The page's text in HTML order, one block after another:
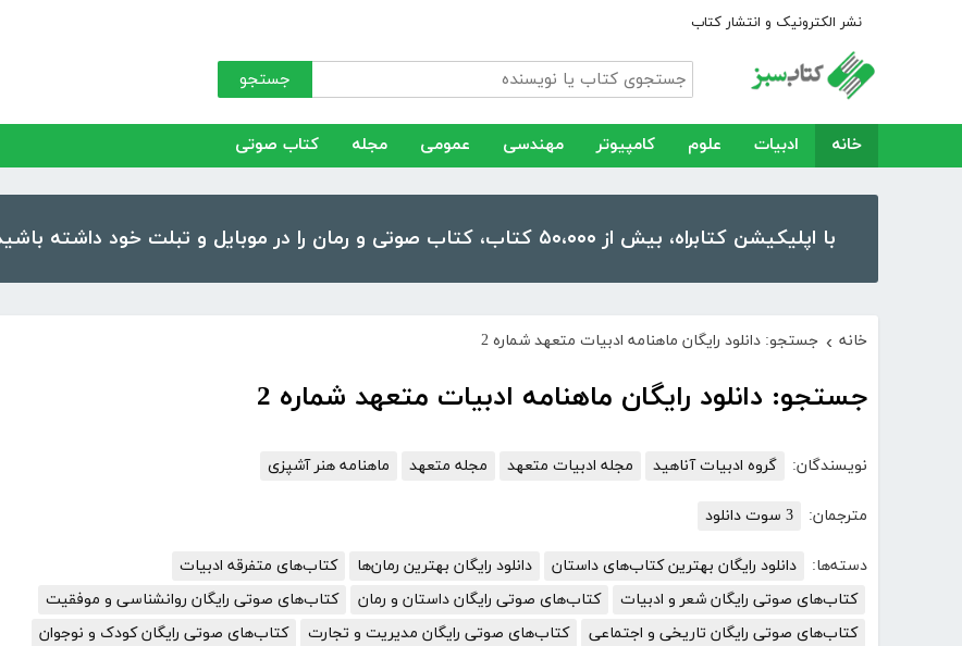
نشر الکترونیک و انتشار کتاب
جستجو
خانه ادبیات علوم کامپیوتر مهندسی عمومی مجله کتاب صوتی
با اپلیکیشن کتابراه، بیش از ۵۰،۰۰۰ کتاب، کتاب صوتی و رمان را در موبایل و تبلت خود داشته باشید!
خانه › جستجو: دانلود رایگان ماهنامه ادبیات متعهد شماره 2
جستجو: دانلود رایگان ماهنامه ادبیات متعهد شماره 2
نویسندگان: گروه ادبیات آناهید مجله ادبیات متعهد مجله متعهد ماهنامه هنر آشپزی
مترجمان: 3 سوت دانلود
دسته‌ها: دانلود رایگان بهترین کتاب‌های داستان دانلود رایگان بهترین رمان‌ها
کتاب‌های متفرقه ادبیات
کتاب‌های صوتی رایگان شعر و ادبیات
کتاب‌های صوتی رایگان داستان و رمان
کتاب‌های صوتی رایگان روانشناسی و موفقیت
کتاب‌های صوتی رایگان تاریخی و اجتماعی
کتاب‌های صوتی رایگان مدیریت و تجارت
کتاب‌های صوتی رایگان کودک و نوجوان